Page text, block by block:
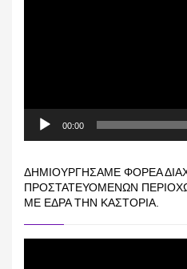
00:00
ΔΗΜΙΟΥΡΓΉΣΑΜΕ ΦΟΡΈΑ
ΠΡΟΣΤΑΤΕΥΌΜΕΝΩΝ
ΜΕ ΈΔΡΑ ΤΗΝ ΚΑΣΤΟΡΙΆ.